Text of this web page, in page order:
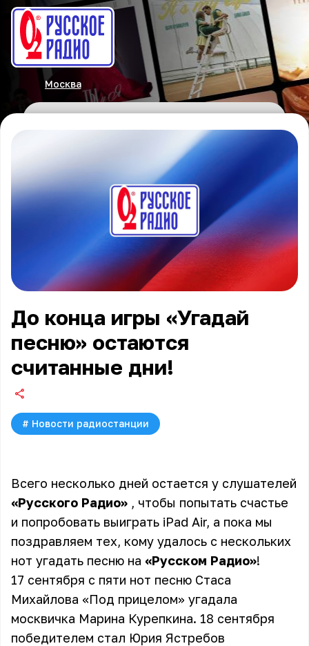
Москва
До конца игры «Угадай
песню» остаются
считанные дни!
# Новости радиостанции
Всего несколько дней остается у слушателей
«Русского Радио» , чтобы попытать счастье
и попробовать выиграть iPad Air, а пока мы
поздравляем тех, кому удалось с нескольких
нот угадать песню на «Русском Радио»!
17 сентября с пяти нот песню Стаса
Михайлова «Под прицелом» угадала
москвичка Марина Курепкина. 18 сентября
победителем стал Юрия Ястребов